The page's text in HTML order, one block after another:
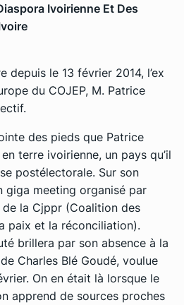
Ivoirienne Et Des
depuis le 13 février 2014, l’ex
du COJEP, M. Patrice
des pieds que Patrice
terre ivoirienne, un pays qu’il
postélectorale. Sur son
giga meeting organisé par
la Cjppr (Coalition des
paix et la réconciliation).
brillera par son absence à la
Charles Blé Goudé, voulue
On en était là lorsque le
apprend de sources proches